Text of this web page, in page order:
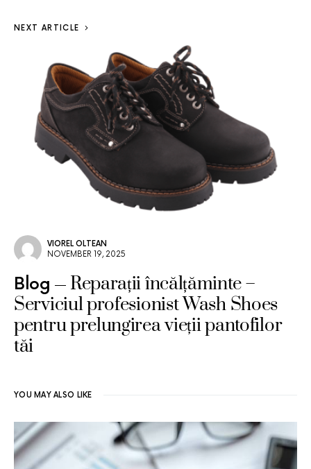
NEXT ARTICLE
VIOREL OLTEAN
NOVEMBER 19, 2025
Blog
Reparații încălțăminte –
Serviciul profesionist Wash Shoes
pentru prelungirea vieții pantofilor
tăi
YOU MAY ALSO LIKE